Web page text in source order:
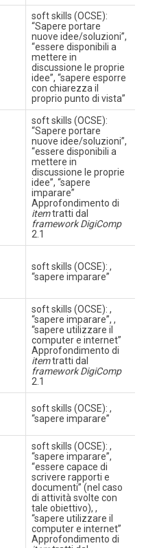
soft skills (OCSE):
“Sapere portare
nuove idee/soluzioni”,
“essere disponibili a
mettere in
discussione le proprie
idee”, “sapere esporre
con chiarezza il
proprio punto di vista”
soft skills (OCSE):
“Sapere portare
nuove idee/soluzioni”,
“essere disponibili a
mettere in
discussione le proprie
idee”, “sapere
imparare”
Approfondimento di
itemtratti dal
framework DigiComp
2.1
soft skills (OCSE): ,
“sapere imparare”
soft skills (OCSE): ,
“sapere imparare”, ,
“sapere utilizzare il
computer e internet”
Approfondimento di
itemtratti dal
framework DigiComp
2.1
soft skills (OCSE): ,
“sapere imparare”
soft skills (OCSE): ,
“sapere imparare”,
“essere capace di
scrivere rapporti e
documenti” (nel caso
di attività svolte con
tale obiettivo), ,
“sapere utilizzare il
computer e internet”
Approfondimento di